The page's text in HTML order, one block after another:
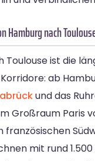
Hamburg nach
Toulouse ist die
ab
und das
Großraum Paris
französischen
mit rund